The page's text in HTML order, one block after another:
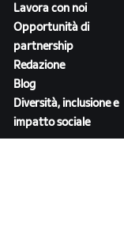
Lavora con noi
Opportunità di
partnership
Redazione
Blog
Diversità, inclusione e
impatto sociale